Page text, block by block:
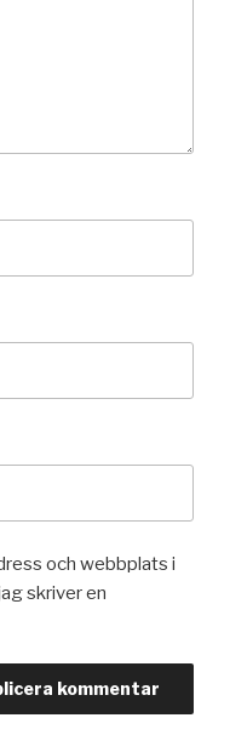
och webbplats i
skriver en